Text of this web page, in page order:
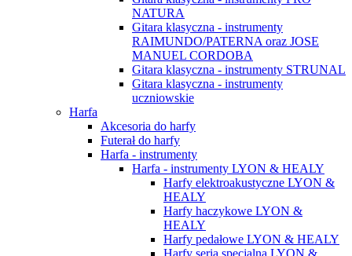
NATURA
Gitara klasyczna - instrumenty
RAIMUNDO/PATERNA oraz JOSE
MANUEL CORDOBA
Gitara klasyczna - instrumenty STRUNAL
Gitara klasyczna - instrumenty
uczniowskie
Harfa
Akcesoria do harfy
Futerał do harfy
Harfa - instrumenty
Harfa - instrumenty LYON & HEALY
Harfy elektroakustyczne LYON &
HEALY
Harfy haczykowe LYON &
HEALY
Harfy pedałowe LYON & HEALY
Harfy seria specjalna LYON &